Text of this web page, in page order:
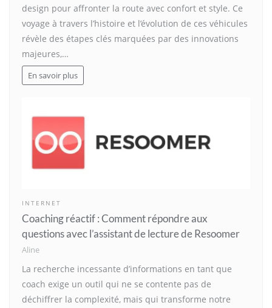
design pour affronter la route avec confort et style. Ce
voyage à travers l’histoire et l’évolution de ces véhicules
révèle des étapes clés marquées par des innovations
majeures,…
En savoir plus
INTERNET
Coaching réactif : Comment répondre aux
questions avec l’assistant de lecture de Resoomer
Aline
La recherche incessante d’informations en tant que
coach exige un outil qui ne se contente pas de
déchiffrer la complexité, mais qui transforme notre